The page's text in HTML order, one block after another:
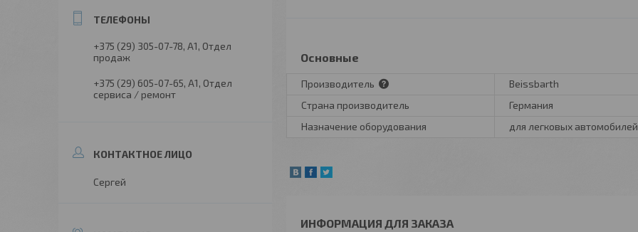
Основные
Производитель
Beissbarth
Страна производитель
Германия
Назначение оборудования
для легковых автомобилей
ИНФОРМАЦИЯ ДЛЯ ЗАКАЗА
+375 (29) 305-07-78 А1, Отдел
продаж
+375 (29) 605-07-65 А1, Отдел
сервиса / ремонт
Сергей